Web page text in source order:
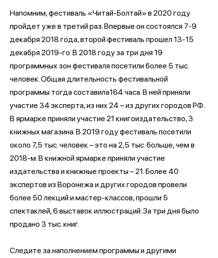
Напомним, фестиваль «Читай-Болтай» в 2020 году
пройдет уже в третий раз. Впервые он состоялся 7-9
декабря 2018 года, второй фестиваль прошел 13-15
декабря 2019-го. В 2018 году за три дня 19
программных зон фестиваля посетили более 5 тыс.
человек. Общая длительность фестивальной
программы тогда составила164 часа. В ней приняли
участие 34 эксперта, из них 24 – из других городов РФ.
В ярмарке приняли участие 21 книгоиздательство, 3
книжных магазина. В 2019 году фестиваль посетили
около 7,5 тыс. человек – это на 2,5 тыс. больше, чем в
2018-м. В книжной ярмарке приняли участие
издательства и книжные проекты – 21. Более 40
экспертов из Воронежа и других городов провели
более 50 лекций и мастер-классов, прошли 5
спектаклей, 6 выставок иллюстраций. За три дня было
продано 3 тыс. книг.
Следите за наполнением программы и другими